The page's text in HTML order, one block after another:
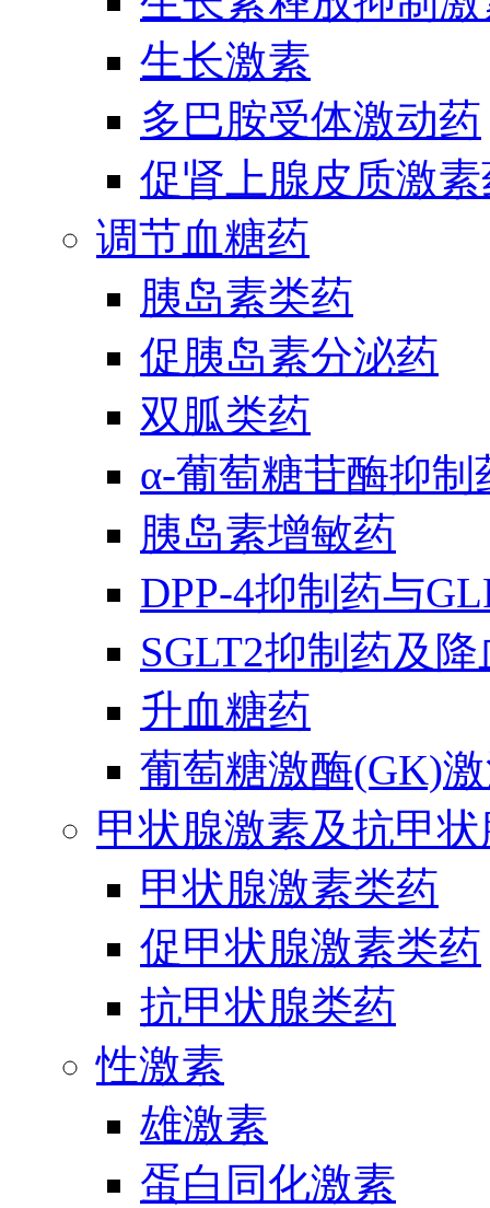
生长激素
多巴胺受体激动药
促肾上腺皮质激
调节血糖药
胰岛素类药
促胰岛素分泌药
双胍类药
α-葡萄糖苷酶抑制
胰岛素增敏药
DPP-4抑制药与
SGLT2抑制药及
升血糖药
葡萄糖激酶(GK)
甲状腺激素及抗甲
甲状腺激素类药
促甲状腺激素类药
抗甲状腺类药
性激素
雄激素
蛋白同化激素